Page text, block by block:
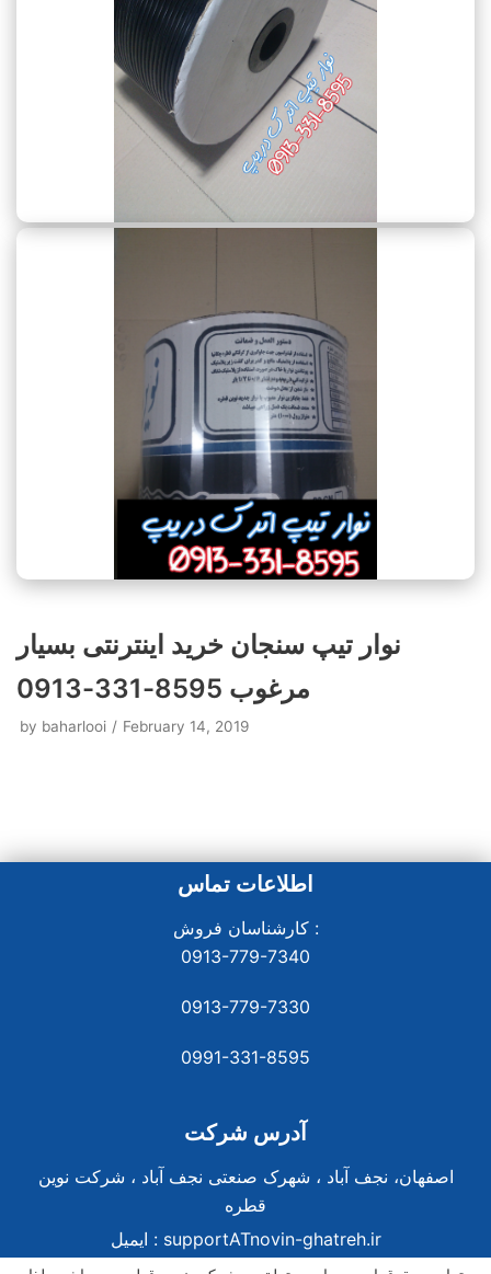
نوار تیپ سنجان خرید اینترنتی بسیار
مرغوب 8595-331-0913
by baharlooi February 14, 2019
اطلاعات تماس
کارشناسان فروش :
0913-779-7340
0913-779-7330
0991-331-8595
آدرس شرکت
اصفهان، نجف آباد ، شهرک صنعتی نجف آباد ، شرکت نوین
قطره
ایمیل : supportATnovin-ghatreh.ir